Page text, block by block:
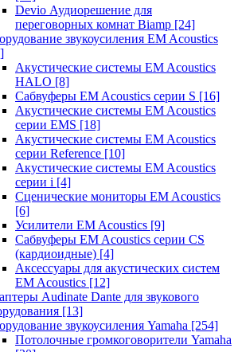
Devio Аудиорешение для
переговорных комнат Biamp [24]
звукоусиления EM Acoustics
Акустические системы EM Acoustics
HALO [8]
Сабвуферы EM Acoustics серии S [16]
Акустические системы EM Acoustics
серии EMS [18]
Акустические системы EM Acoustics
серии Reference [10]
Акустические системы EM Acoustics
серии i [4]
Сценические мониторы EM Acoustics
[6]
Усилители EM Acoustics [9]
Сабвуферы EM Acoustics серии CS
(кардиоидные) [4]
Аксессуары для акустических систем
EM Acoustics [12]
Audinate Dante для звукового
[13]
звукоусиления Yamaha [254]
Потолочные громкоговорители Yamaha